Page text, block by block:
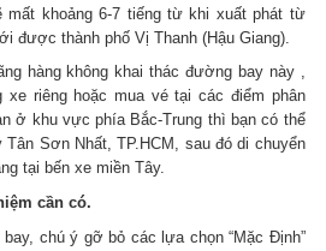
mất khoảng 6-7 tiếng từ khi xuất phát từ
được thành phố Vị Thanh (Hậu Giang).
hàng không khai thác đường bay này ,
xe riêng hoặc mua vé tại các điểm phân
ở khu vực phía Bắc-Trung thì bạn có thể
Sơn Nhất, TP.HCM, sau đó di chuyển
tại bến xe miền Tây.
cần có.
chú ý gỡ bỏ các lựa chọn “Mặc Định”